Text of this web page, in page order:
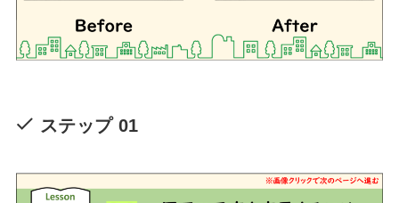
ステップ 01